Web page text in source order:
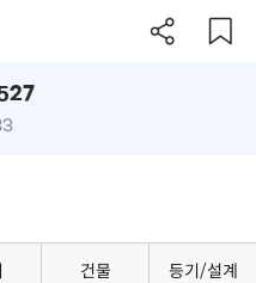
22억
527
건물 등기/설계